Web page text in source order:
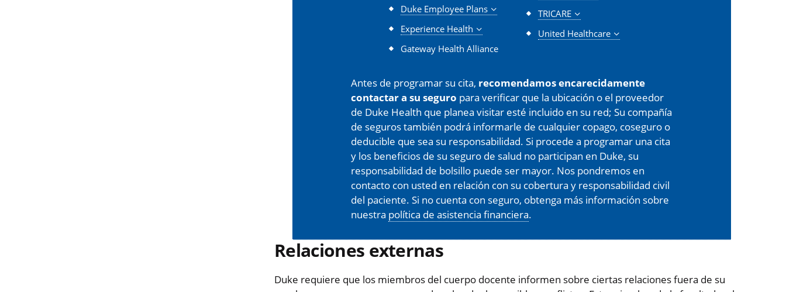
Duke Employee Plans
Experience Health
Gateway Health Alliance
TRICARE
United Healthcare
Antes de programar su cita, recomendamos encarecidamente
contactar a su seguro para verificar que la ubicación o el proveedor
de Duke Health que planea visitar esté incluido en su red; Su compañía
de seguros también podrá informarle de cualquier copago, coseguro o
deducible que sea su responsabilidad. Si procede a programar una cita
y los beneficios de su seguro de salud no participan en Duke, su
responsabilidad de bolsillo puede ser mayor. Nos pondremos en
contacto con usted en relación con su cobertura y responsabilidad civil
del paciente. Si no cuenta con seguro, obtenga más información sobre
nuestra política de asistencia financiera.
Relaciones externas
Duke requiere que los miembros del cuerpo docente informen sobre ciertas relaciones fuera de su